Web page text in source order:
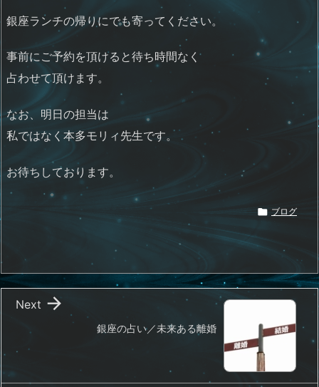
銀座ランチの帰りにでも寄ってください。
事前にご予約を頂けると待ち時間なく
占わせて頂けます。
なお、明日の担当は
私ではなく本多モリィ先生です。
お待ちしております。
 ブログ
銀座の占い／未来ある離婚

Next